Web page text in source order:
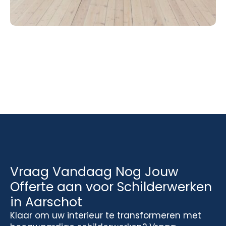
Vraag Vandaag Nog Jouw
Offerte aan voor Schilderwerken
in Aarschot
Klaar om uw interieur te transformeren met